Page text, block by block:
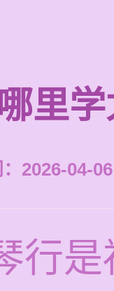
里
：2026-04-
行